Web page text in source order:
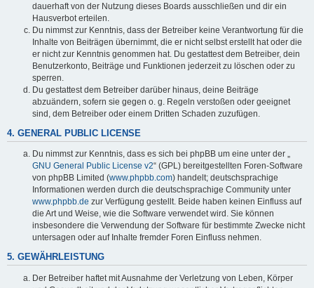
dauerhaft von der Nutzung dieses Boards ausschließen und dir ein
Hausverbot erteilen.
Du nimmst zur Kenntnis, dass der Betreiber keine Verantwortung für die
Inhalte von Beiträgen übernimmt, die er nicht selbst erstellt hat oder die
er nicht zur Kenntnis genommen hat. Du gestattest dem Betreiber, dein
Benutzerkonto, Beiträge und Funktionen jederzeit zu löschen oder zu
sperren.
Du gestattest dem Betreiber darüber hinaus, deine Beiträge
abzuändern, sofern sie gegen o. g. Regeln verstoßen oder geeignet
sind, dem Betreiber oder einem Dritten Schaden zuzufügen.
4. GENERAL PUBLIC LICENSE
Du nimmst zur Kenntnis, dass es sich bei phpBB um eine unter der „
GNU General Public License v2“ (GPL) bereitgestellten Foren-Software
von phpBB Limited (www.phpbb.com) handelt; deutschsprachige
Informationen werden durch die deutschsprachige Community unter
www.phpbb.de zur Verfügung gestellt. Beide haben keinen Einfluss auf
die Art und Weise, wie die Software verwendet wird. Sie können
insbesondere die Verwendung der Software für bestimmte Zwecke nicht
untersagen oder auf Inhalte fremder Foren Einfluss nehmen.
5. GEWÄHRLEISTUNG
Der Betreiber haftet mit Ausnahme der Verletzung von Leben, Körper